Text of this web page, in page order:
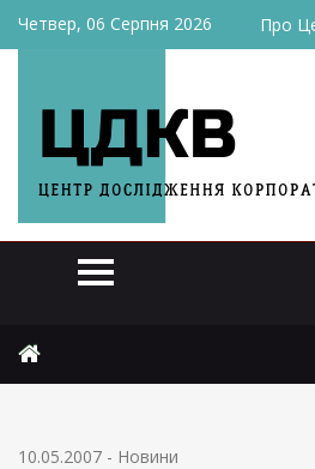
Четвер, 06 Серпня 2026 Про
Минэкономики ожидает инфляцию в
10.05.2007 - Новини